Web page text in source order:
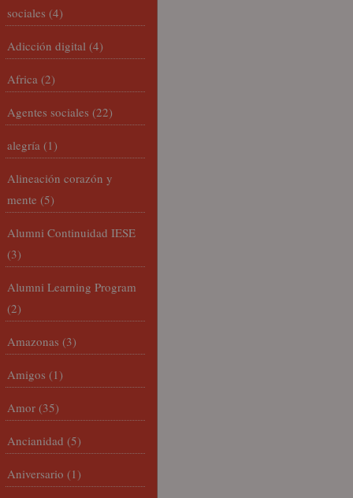
sociales (4)
Adicción digital (4)
Africa (2)
Agentes sociales (22)
alegría (1)
Alineación corazón y
mente (5)
Alumni Continuidad IESE
(3)
Alumni Learning Program
(2)
Amazonas (3)
Amigos (1)
Amor (35)
Ancianidad (5)
Aniversario (1)